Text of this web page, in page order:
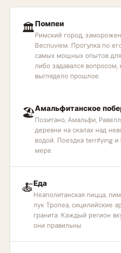
🏛Помпеи
Римский город,
Веспuviем. Прогулка по
самых мощных опытов для
либо задавался вопросом,
выглядело прошлое.
🏖Амальфитанское
Позитано, Амальфи,
деревни на скалах над
водой. Поездка terrifying и
мере.
🍝Еда
Неаполитанская пицца,
лук Тропеа, сицилийские
гранита. Каждый регион
они правильны.